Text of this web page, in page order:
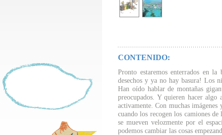
CONTENIDO:
Pronto estaremos enterrados en
desechos y ya no hay basura! Los
Han oído hablar de montañas
preocupados. Y quieren hacer
activamente. Con muchas
cuando los recogen los camiones
se mueven velozmente por el
podemos cambiar las cosas